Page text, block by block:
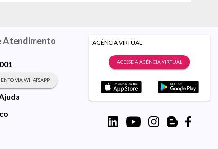
Atendimento
VIA WHATSAPP
AGÊNCIA VIRTUAL
ACESSE A AGÊNCIA VIRTUAL